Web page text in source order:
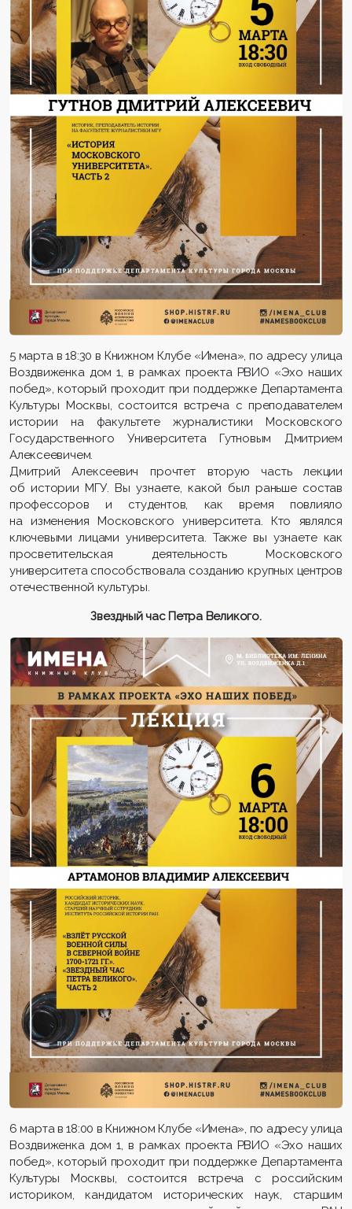
5 марта в 18:30 в Книжном Клубе «Имена», по адресу улица
Воздвиженка дом 1, в рамках проекта РВИО «Эхо наших
побед», который проходит при поддержке Департамента
Культуры Москвы, состоится встреча с преподавателем
истории на факультете журналистики Московского
Государственного Университета Гутновым Дмитрием
Алексеевичем.
Дмитрий Алексеевич прочтет вторую часть лекции
об истории МГУ. Вы узнаете, какой был раньше состав
профессоров и студентов, как время повлияло
на изменения Московского университета. Кто являлся
ключевыми лицами университета. Также вы узнаете как
просветительская деятельность Московского
университета способствовала созданию крупных центров
отечественной культуры.
Звездный час Петра Великого.
6 марта в 18:00 в Книжном Клубе «Имена», по адресу улица
Воздвиженка дом 1, в рамках проекта РВИО «Эхо наших
побед», который проходит при поддержке Департамента
Культуры Москвы, состоится встреча с российским
историком, кандидатом исторических наук, старшим